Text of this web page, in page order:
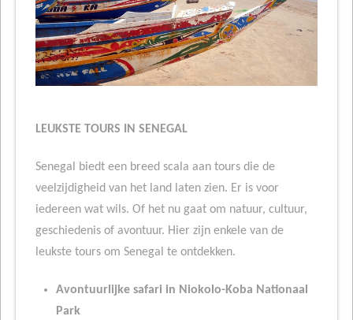
LEUKSTE TOURS IN SENEGAL
Senegal biedt een breed scala aan tours die de
veelzijdigheid van het land laten zien. Er is voor
iedereen wat wils. Of het nu gaat om natuur, cultuur,
geschiedenis of avontuur. Hier zijn enkele van de
leukste tours om Senegal te ontdekken.
Avontuurlijke safari in Niokolo-Koba Nationaal
Park